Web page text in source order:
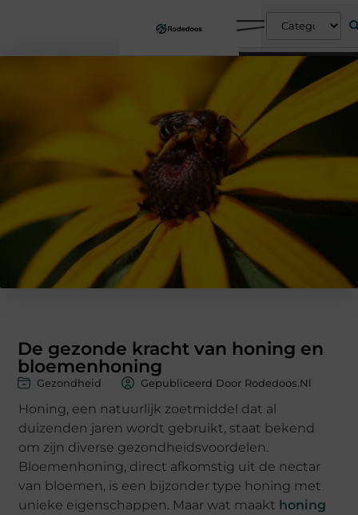
De gezonde kracht van honing en
bloemenhoning
Gezondheid Gepubliceerd Door Rodedoos.nl
Honing, een natuurlijk zoetmiddel dat al
duizenden jaren wordt gebruikt, staat bekend
om zijn diverse gezondheidsvoordelen.
Bloemenhoning, direct afkomstig uit de nectar
van bloemen, is een bijzonder type honing met
unieke eigenschappen. Maar wat maakt honing